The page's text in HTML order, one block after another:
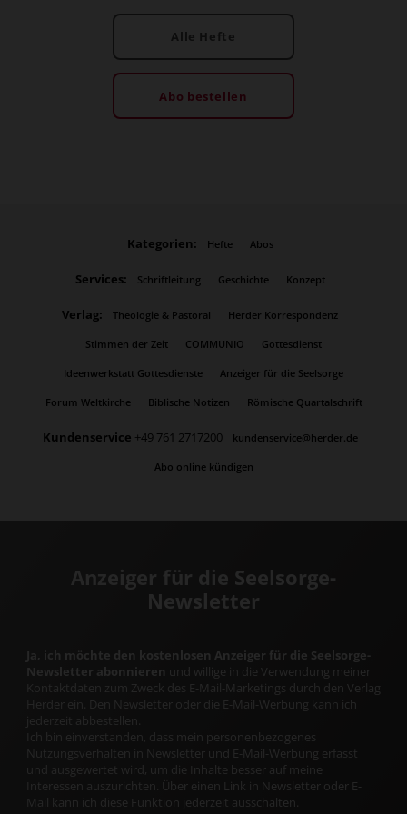
Alle Hefte
Abo bestellen
Kategorien: Hefte Abos
Services: Schriftleitung Geschichte Konzept
Verlag: Theologie & Pastoral Herder Korrespondenz
Stimmen der Zeit COMMUNIO Gottesdienst
Ideenwerkstatt Gottesdienste Anzeiger für die Seelsorge
Forum Weltkirche Biblische Notizen Römische Quartalschrift
Kundenservice +49 761 2717200 kundenservice@herder.de
Abo online kündigen
Anzeiger für die Seelsorge-
Newsletter
Ja, ich möchte den kostenlosen Anzeiger für die Seelsorge-
Newsletter abonnieren und willige in die Verwendung meiner
Kontaktdaten zum Zweck des E-Mail-Marketings durch den Verlag
Herder ein. Den Newsletter oder die E-Mail-Werbung kann ich
jederzeit abbestellen.
Ich bin einverstanden, dass mein personenbezogenes
Nutzungsverhalten in Newsletter und E-Mail-Werbung erfasst
und ausgewertet wird, um die Inhalte besser auf meine
Interessen auszurichten. Über einen Link in Newsletter oder E-
Mail kann ich diese Funktion jederzeit ausschalten.